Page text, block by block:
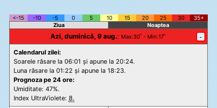
<-15 -10 -5 0 5 10 15 20 25 30
35+
Ziua
Noaptea
Azi, duminică, 9 aug.: Max:30˚ - Min:17˚ -
Calendarul zilei:
Soarele răsare la 06:01 și apune la 20:24.
Luna răsare la 01:22 și apune la 18:23.
Prognoza pe 24 ore:
Umiditate: 47%.
Index UltraViolete: 8.